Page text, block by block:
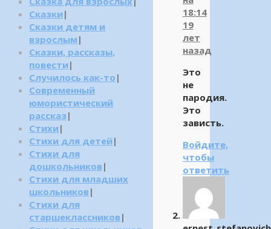
18:14
19
лет
назад
Это
не
пародия.
Это
зависть.
Войдите,
чтобы
ответить
Сказки |
Сказки детям и
взрослым |
Сказки, рассказы,
повести |
Случилось как-то |
Современный
юмористический
рассказ |
Стихи |
Стихи для детей |
Стихи для
дошкольников |
Стихи для младших
школьников |
Стихи для
старшеклассников |